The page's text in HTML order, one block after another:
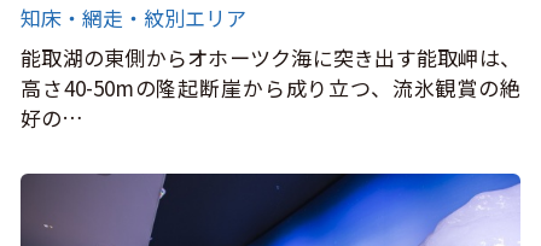
知床・網走・紋別エリア
能取湖の東側からオホーツク海に突き出す能取岬は、
高さ40-50mの隆起断崖から成り立つ、流氷観賞の絶
好の…